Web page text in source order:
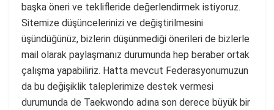
başka öneri ve teklifleride değerlendirmek istiyoruz.
Sitemize düşüncelerinizi ve değiştirilmesini
üşündüğünüz, bizlerin düşünmediği önerileri de bizlerle
mail olarak paylaşmanız durumunda hep beraber ortak
çalışma yapabiliriz. Hatta mevcut Federasyonumuzun
da bu değişiklik taleplerimize destek vermesi
durumunda de Taekwondo adına son derece büyük bir